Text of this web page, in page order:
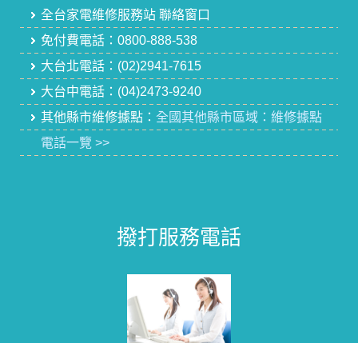
格
一
次
滿
足,
全台家電維修服務站 聯絡窗口
免付費電話： 0800-888-538
大台北電話： (02)2941-7615
大台中電話： (04)2473-9240
其他縣市維修據點： 全國其他縣市區域：維修據點
電話一覽 >>
撥打服務電話